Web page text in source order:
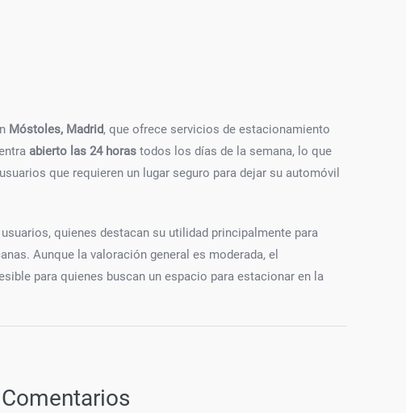
Móstoles, Madrid, que ofrece servicios de estacionamiento
abierto las 24 horas todos los días de la semana, lo que
que requieren un lugar seguro para dejar su automóvil
quienes destacan su utilidad principalmente para
Aunque la valoración general es moderada, el
para quienes buscan un espacio para estacionar en la